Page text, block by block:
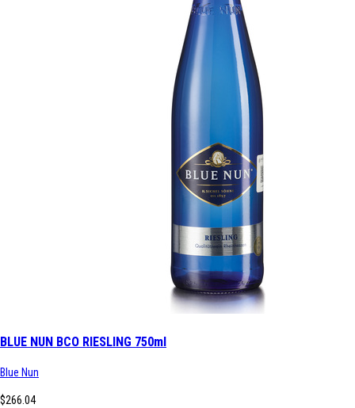
BLUE NUN BCO RIESLING 750ml
Blue Nun
$266.04